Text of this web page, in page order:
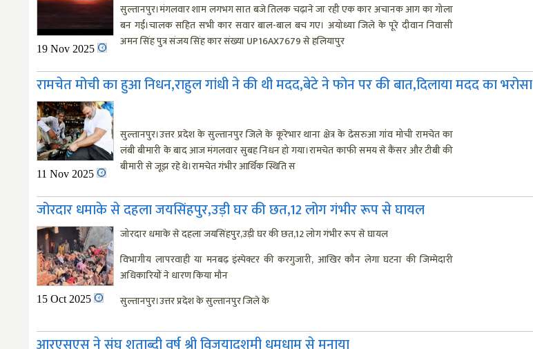
19 Nov 2025
सुल्तानपुर।मंगलवार शाम लगभग सात बजे तिलक चढ़ाने जा रही एक कार अचानक आग का गोला
बन गई।चालक सहित सभी कार सवार बाल-बाल बच गए। अयोध्या जिले के पूरे दीवान निवासी
अमन सिंह पुत्र संजय सिंह कार संख्या UP16AX7679 से हलियापुर
रामचेत मोची का हुआ निधन,राहुल गांधी ने की थी मदद,बेटे ने फोन पर की बात,दिलाया मदद का भरोसा
11 Nov 2025
सुल्तानपुर।उत्तर प्रदेश के सुल्तानपुर जिले के कूरेभार थाना क्षेत्र के ढेसरुआ गांव मोची रामचेत का
लंबी बीमारी के बाद आज मंगलवार सुबह निधन हो गया।रामचेत काफी समय से कैंसर और टीबी की
बीमारी से जूझ रहे थे।रामचेत गंभीर आर्थिक स्थिति स
जोरदार धमाके से दहला जयसिंहपुर,उड़ी घर की छत,12 लोग गंभीर रूप से घायल
15 Oct 2025
जोरदार धमाके से दहला जयसिंहपुर,उड़ी घर की छत,12 लोग गंभीर रूप से घायल
विभागीय लापरवाही या मनबढ़ इंस्पेक्टर की करगुजारी, आखिर कौन लेगा घटना की जिम्मेदारी
अधिकारियों ने धारण किया मौन
सुल्तानपुर।उत्तर प्रदेश के सुल्तानपुर जिले के